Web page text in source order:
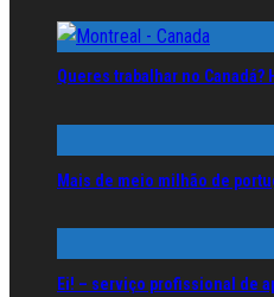
Queres trabalhar no
Mais de meio milhão de
Ei! – serviço profissional de